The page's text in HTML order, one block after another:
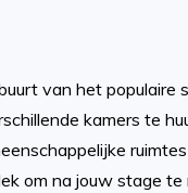
van het
kamers te
om na jouw stage